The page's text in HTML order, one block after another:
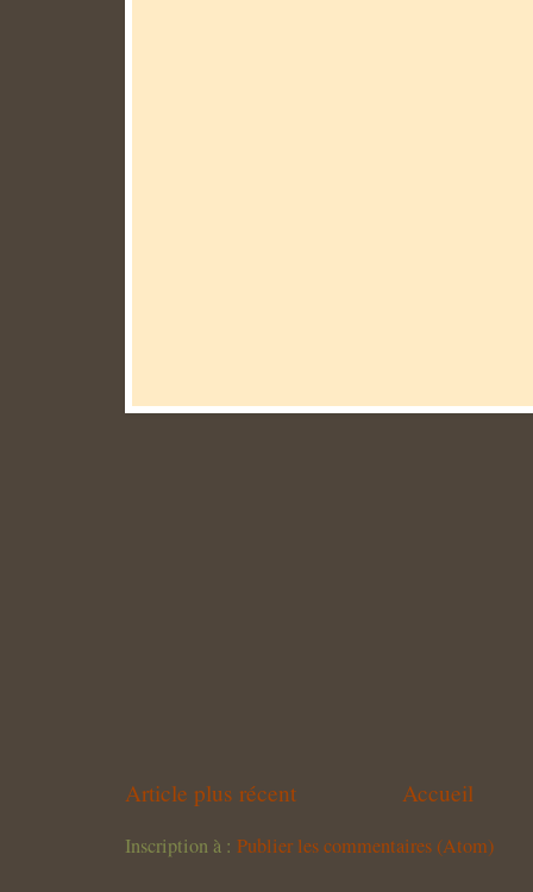
Article plus récent Accueil
Inscription à : Publier les commentaires (Atom)